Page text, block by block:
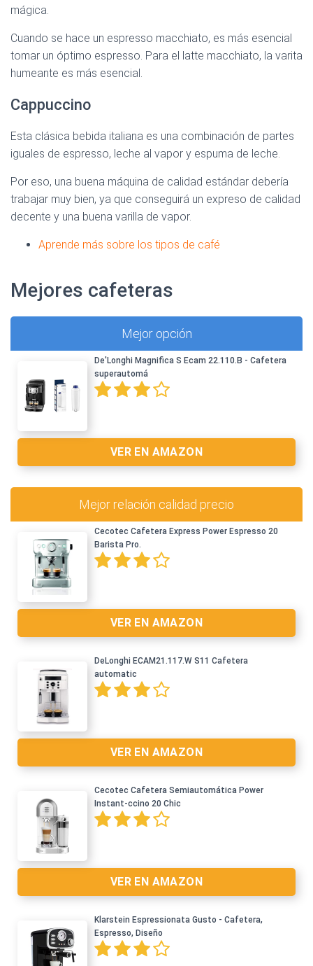
mágica.
Cuando se hace un espresso macchiato, es más esencial
tomar un óptimo espresso. Para el latte macchiato, la varita
humeante es más esencial.
Cappuccino
Esta clásica bebida italiana es una combinación de partes
iguales de espresso, leche al vapor y espuma de leche.
Por eso, una buena máquina de calidad estándar debería
trabajar muy bien, ya que conseguirá un expreso de calidad
decente y una buena varilla de vapor.
Aprende más sobre los tipos de café
Mejores cafeteras
Mejor opción
De'Longhi Magnifica S Ecam 22.110.B - Cafetera
superautomá
VER EN AMAZON
Mejor relación calidad precio
Cecotec Cafetera Express Power Espresso 20
Barista Pro.
VER EN AMAZON
DeLonghi ECAM21.117.W S11 Cafetera
automatic
VER EN AMAZON
Cecotec Cafetera Semiautomática Power
Instant-ccino 20 Chic
VER EN AMAZON
Klarstein Espressionata Gusto - Cafetera,
Espresso, Diseño